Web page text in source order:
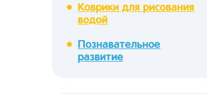
Коврики для рисования
водой
Познавательное
развитие